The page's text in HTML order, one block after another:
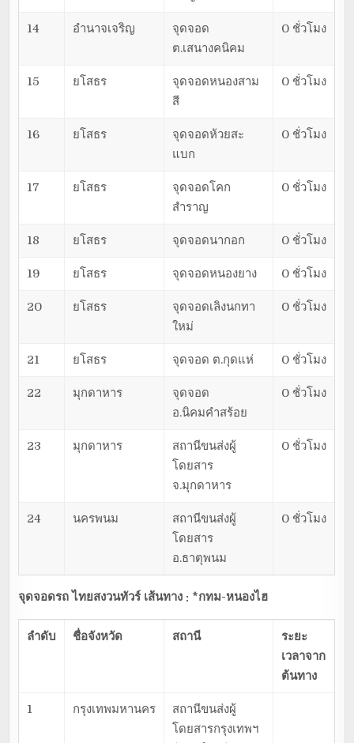
14 อำนาจเจริญ
จุดจอด
ต.เสนางคนิคม
0 ชั่วโมง
15 ยโสธร
จุดจอดหนองสาม
สี
0 ชั่วโมง
16 ยโสธร
จุดจอดห้วยสะ
แบก
0 ชั่วโมง
17 ยโสธร
จุดจอดโคก
สำราญ
0 ชั่วโมง
18 ยโสธร จุดจอดนากอก 0 ชั่วโมง
19 ยโสธร จุดจอดหนองยาง 0 ชั่วโมง
20 ยโสธร
จุดจอดเลิงนกทา
ใหม่
0 ชั่วโมง
21 ยโสธร จุดจอด ต.กุดแห่ 0 ชั่วโมง
22 มุกดาหาร
จุดจอด
อ.นิคมคำสร้อย
0 ชั่วโมง
23 มุกดาหาร
สถานีขนส่งผู้
โดยสาร
จ.มุกดาหาร
0 ชั่วโมง
24 นครพนม
สถานีขนส่งผู้
โดยสาร
อ.ธาตุพนม
0 ชั่วโมง
จุดจอดรถ ไทยสงวนทัวร์ เส้นทาง : *กทม-หนองไฮ
ลำดับ ชื่อจังหวัด สถานี
ระยะ
เวลาจาก
ต้นทาง
1 กรุงเทพมหานคร
สถานีขนส่งผู้
โดยสารกรุงเทพฯ